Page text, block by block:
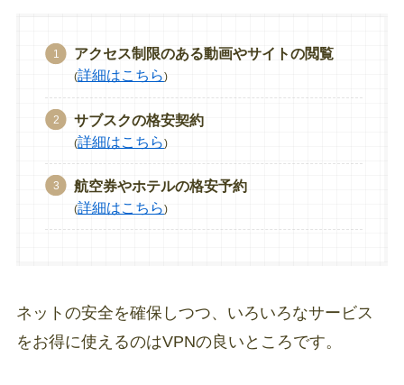
アクセス制限のある動画やサイトの閲覧
(詳細はこちら)
サブスクの格安契約
(詳細はこちら)
航空券やホテルの格安予約
(詳細はこちら)
ネットの安全を確保しつつ、いろいろなサービス
をお得に使えるのはVPNの良いところです。